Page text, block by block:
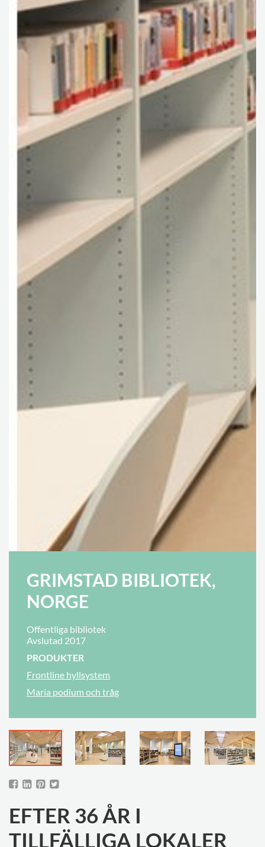
GRIMSTAD BIBLIOTEK,
NORGE
Offentliga bibliotek
Avslutad 2017
PRODUKTER
Frontline hyllsystem
Maria podium och tråg
EFTER 36 ÅR I
TILLFÄLLIGA LOKALER